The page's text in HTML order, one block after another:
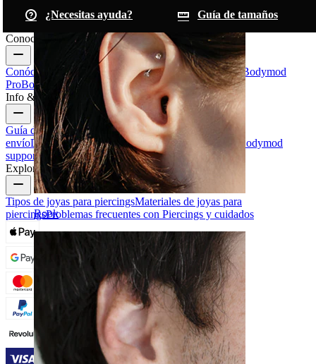
Rook
¿Necesitas ayuda?
Guía de tamaños
Conoce Bodymod
Conócenos Blog Términos & condicionesContáctanosBodymod
ProBodymod CreatorsValoraciones Bodymod
Info & ayuda
Guía de tamaños Seguimiento de envíoInformación de
envíoDevoluciones & cancelaciones Pagos Mi cuenta
Bodymod
support
Explora
Tipos de joyas para piercingsMateriales de joyas para
piercingsProblemas frecuentes con Piercings y cuidados